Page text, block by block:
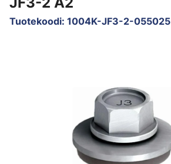
Tuotekoodi: 1004K-JF3-2-055025